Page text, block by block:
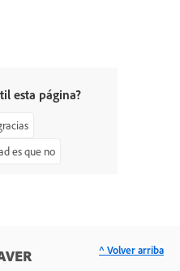
esta página?
es que no
^ Volver arriba